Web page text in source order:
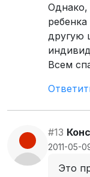
Однако,
другую
Всем
#13
2011-05-
Это